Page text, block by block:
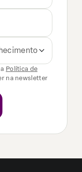
Política de
na newsletter